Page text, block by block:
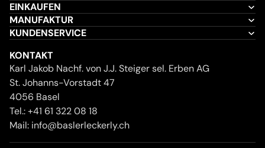
EINKAUFEN
MANUFAKTUR
KUNDENSERVICE
KONTAKT
Karl Jakob Nachf. von J.J. Steiger sel. Erben AG
St. Johanns-Vorstadt 47
4056 Basel
Tel.:+41 61 322 08 18
Mail: info@baslerleckerly.ch